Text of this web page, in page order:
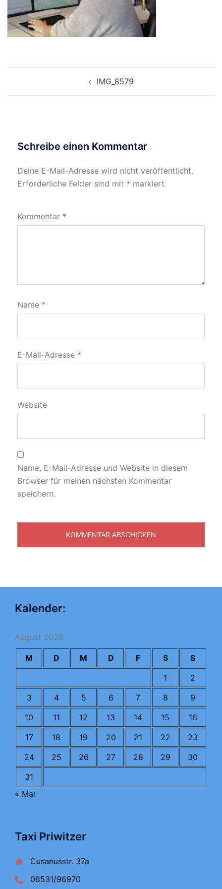
IMG_8579
Schreibe einen Kommentar
Deine E-Mail-Adresse wird nicht veröffentlicht.
Erforderliche Felder sind mit * markiert
Kommentar *
Name *
E-Mail-Adresse *
Website
Name, E-Mail-Adresse und Website in diesem
Browser für meinen nächsten Kommentar
speichern.
Kalender:
August 2026
M D M D F S
S
1
2
3
4 5 6 7 8
9
10
11 12 13 14 15
16
17
18 19 20 21 22
23
24
25 26 27 28 29
30
31
« Mai
Taxi Priwitzer
Cusanusstr. 37a
06531/96970